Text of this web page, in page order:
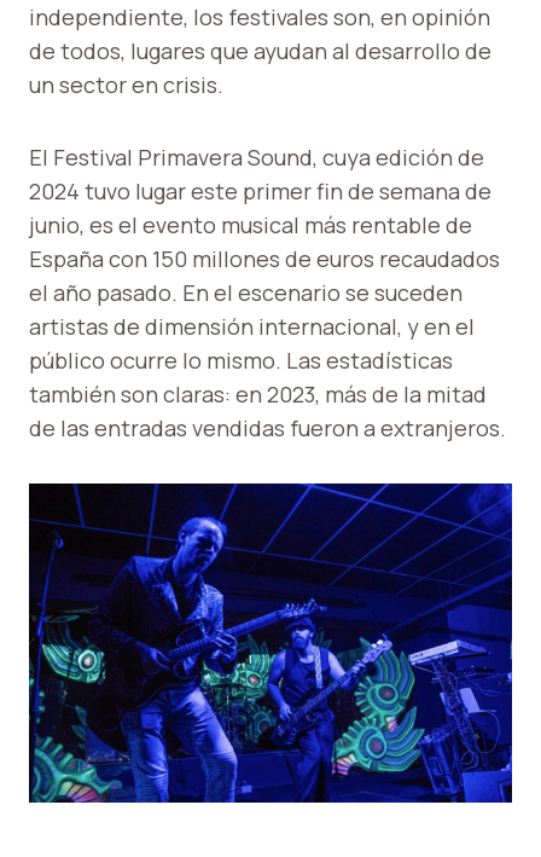
independiente, los festivales son, en opinión
de todos, lugares que ayudan al desarrollo de
un sector en crisis.
El Festival Primavera Sound, cuya edición de
2024 tuvo lugar este primer fin de semana de
junio, es el evento musical más rentable de
España con 150 millones de euros recaudados
el año pasado. En el escenario se suceden
artistas de dimensión internacional, y en el
público ocurre lo mismo. Las estadísticas
también son claras: en 2023, más de la mitad
de las entradas vendidas fueron a extranjeros.